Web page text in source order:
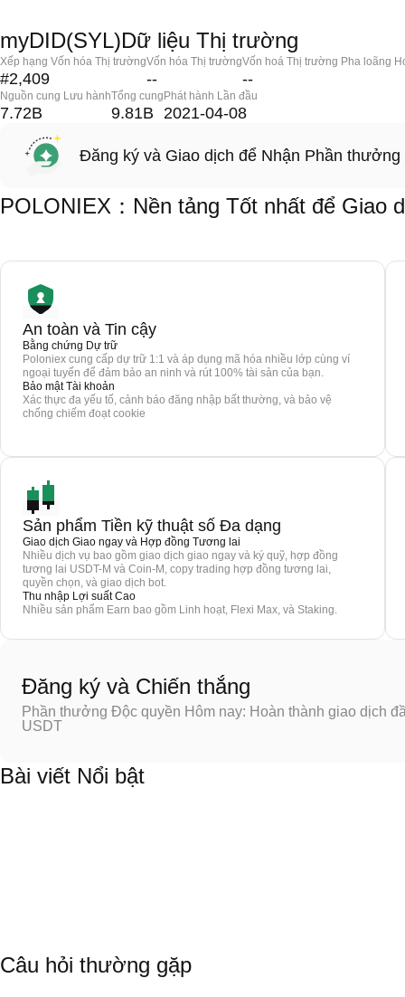
myDID(SYL)Dữ liệu Thị trường
Xếp hạng Vốn hóa Thị trường
#2,409
Vốn hóa Thị trường
--
Vốn hoá Thị trường Pha loãng
--
Nguồn cung Lưu hành
7.72B
Tổng cung
9.81B
Phát hành Lần đầu
2021-04-08
Đăng ký và Giao dịch để Nhận Phần thưởng
POLONIEX：Nền tảng Tốt nhất để Giao
An toàn và Tin cậy
Bằng chứng Dự trữ
Poloniex cung cấp dự trữ 1:1 và áp dụng mã hóa nhiều lớp cùng ví
ngoại tuyến để đảm bảo an ninh và rút 100% tài sản của bạn.
Bảo mật Tài khoản
Xác thực đa yếu tố, cảnh báo đăng nhập bất thường, và bảo vệ
chống chiếm đoạt cookie
Sản phẩm Tiền kỹ thuật số Đa dạng
Giao dịch Giao ngay và Hợp đồng Tương lai
Nhiều dịch vụ bao gồm giao dịch giao ngay và ký quỹ, hợp đồng
tương lai USDT-M và Coin-M, copy trading hợp đồng tương lai,
quyền chọn, và giao dịch bot.
Thu nhập Lợi suất Cao
Nhiều sản phẩm Earn bao gồm Linh hoạt, Flexi Max, và Staking.
Đăng ký và Chiến thắng
Phần thưởng Độc quyền Hôm nay: Hoàn thành giao dịch
USDT
Bài viết Nổi bật
Câu hỏi thường gặp